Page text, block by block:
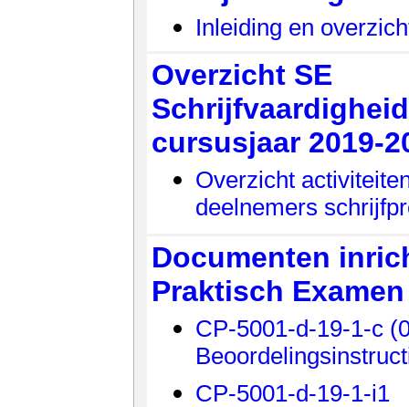
Inleiding en
Overzicht SE
Schrijfvaardigheid
cursusjaar 2019-
Overzicht
deelnemers
Documenten
Praktisch Examen
CP-5001-d-19-1-c
CP-5001-d-19-1-i1